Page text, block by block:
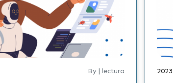
By | lectura 2023-